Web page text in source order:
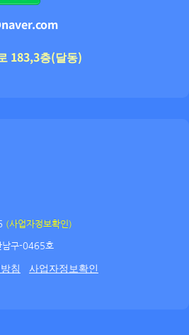
183,3층(달동)
(사업자정보확인)
구-0465호
침 사업자정보확인